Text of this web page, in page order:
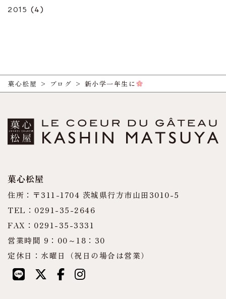
2015 (4)
菓心松屋 > ブログ > 新小学一年生に
菓心松屋
住所：〒311-1704 茨城県行方市山田3010-5
TEL：0291-35-2646
FAX：0291-35-3331
営業時間 9：00～18：30
定休日：水曜日（祝日の場合は営業）